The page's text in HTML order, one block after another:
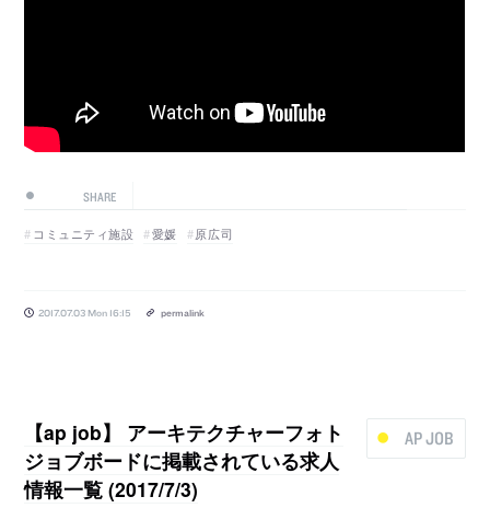
SHARE
コミュニティ施設 愛媛 原広司
2017.07.03 Mon 16:15 permalink
AP JOB
【ap job】 アーキテクチャーフォト
ジョブボードに掲載されている求人
情報一覧 (2017/7/3)